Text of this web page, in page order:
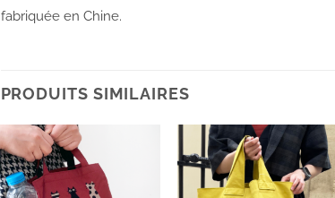
fabriquée en Chine.
PRODUITS SIMILAIRES
Ajouter
à la
wishlist